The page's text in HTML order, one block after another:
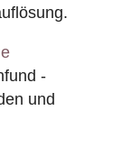
-
und